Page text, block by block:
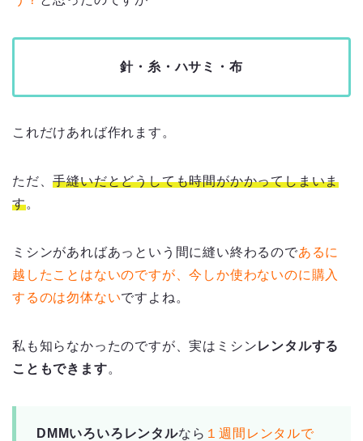
針・糸・ハサミ・布
これだけあれば作れます。
ただ、手縫いだとどうしても時間がかかってしまいま
す。
ミシンがあればあっという間に縫い終わるのであるに
越したことはないのですが、今しか使わないのに購入
するのは勿体ないですよね。
私も知らなかったのですが、実はミシンレンタルする
こともできます。
DMMいろいろレンタルなら １週間レンタルで